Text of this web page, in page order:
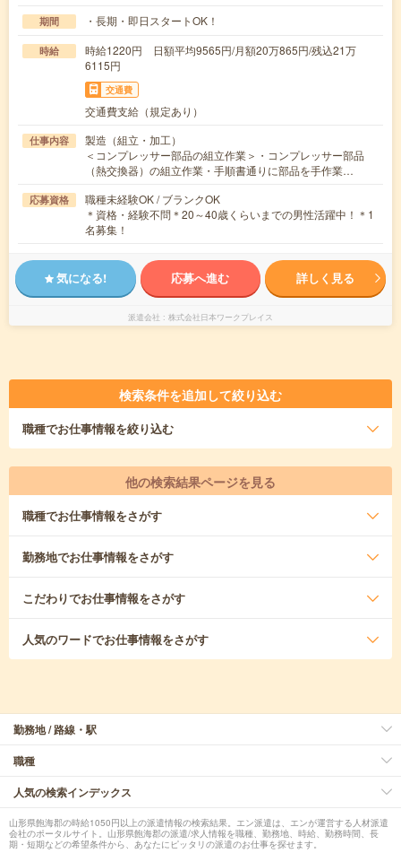
期間 ・長期・即日スタートOK！
時給
時給1220円 日額平均9565円/月額20万865円/残込21万
6115円
交通費
交通費支給（規定あり）
仕事内容
製造（組立・加工）
＜コンプレッサー部品の組立作業＞・コンプレッサー部品
（熱交換器）の組立作業・手順書通りに部品を手作業…
応募資格
職種未経験OK / ブランクOK
＊資格・経験不問＊20～40歳くらいまでの男性活躍中！＊1
名募集！
気になる! 応募へ進む 詳しく見る
派遣会社 株式会社日本ワークプレイス
検索条件を追加して絞り込む
職種でお仕事情報を絞り込む
他の検索結果ページを見る
職種でお仕事情報をさがす
勤務地でお仕事情報をさがす
こだわりでお仕事情報をさがす
人気のワードでお仕事情報をさがす
勤務地 / 路線・駅
職種
人気の検索インデックス
山形県飽海郡の時給1050円以上の派遣情報の検索結果。エン派遣は、エンが運営する人材派遣
会社のポータルサイト。山形県飽海郡の派遣/求人情報を職種、勤務地、時給、勤務時間、長
期・短期などの希望条件から、あなたにピッタリの派遣のお仕事を探せます。